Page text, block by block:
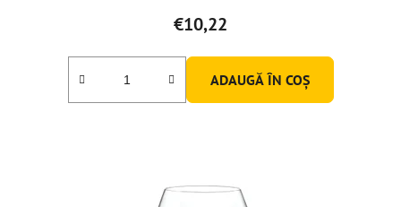
a
produsului
este
5,0
€10,22
ADAUGĂ ÎN COŞ